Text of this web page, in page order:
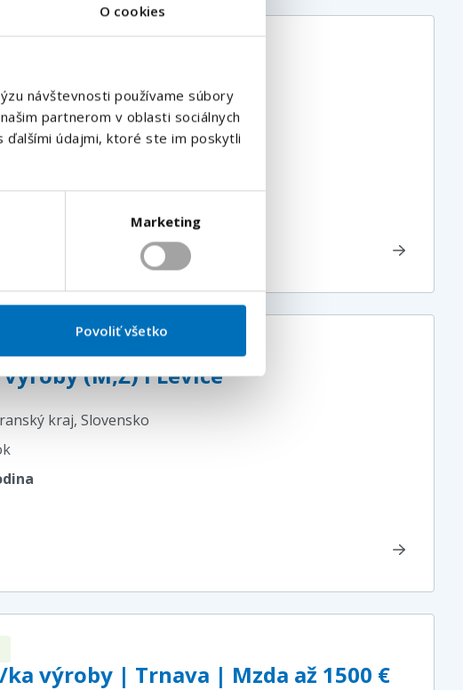
O cookies
návštevnosti používame súbory
partnerom v oblasti sociálnych
ďalšími údajmi, ktoré ste im poskytli
Marketing
Povoliť všetko
| Mzda 1400€
kraj, Slovensko
(M,Ž) I Levice
kraj, Slovensko
výroby | Trnava | Mzda až 1500 €